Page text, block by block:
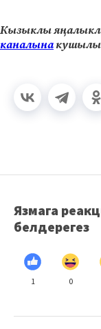
Кызыклы
каналына
Язмага
белдерегез
1 0